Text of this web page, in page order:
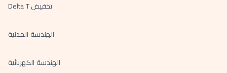
تخفيض Delta T
الهندسة المدنية
الهندسة الكهربائية